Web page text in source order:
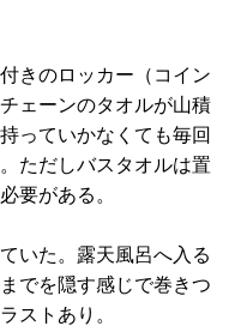
きのロッカー（コイン
ェーンのタオルが山積
っていかなくても毎回
ただしバスタオルは置
要がある。
いた。露天風呂へ入る
でを隠す感じで巻きつ
ストあり。